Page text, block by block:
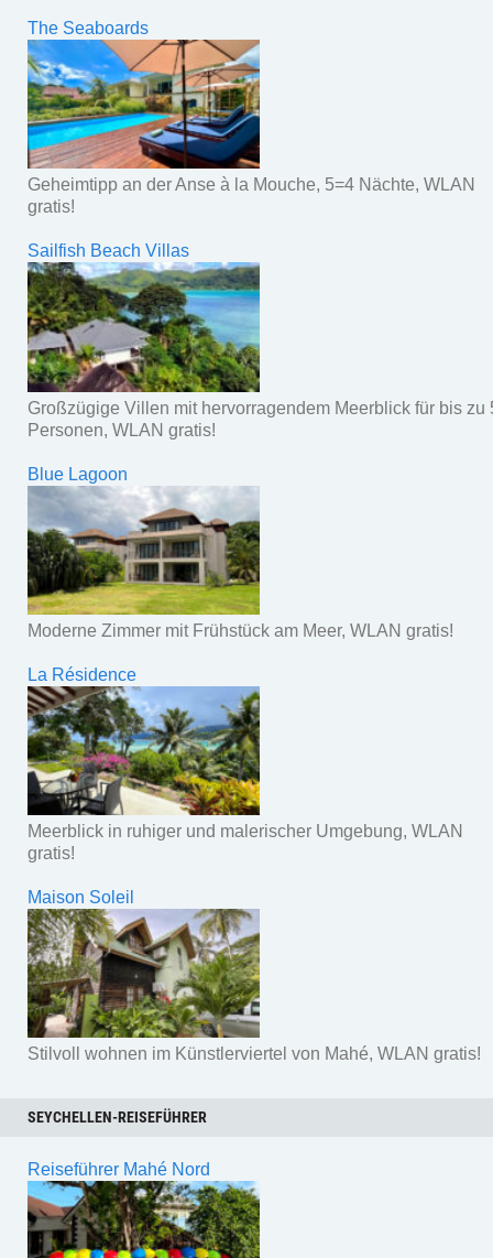
The Seaboards
Geheimtipp an der Anse à la Mouche, 5=4 Nächte, WLAN
gratis!
Sailfish Beach Villas
Großzügige Villen mit hervorragendem Meerblick für bis zu
Personen, WLAN gratis!
Blue Lagoon
Moderne Zimmer mit Frühstück am Meer, WLAN gratis!
La Résidence
Meerblick in ruhiger und malerischer Umgebung, WLAN
gratis!
Maison Soleil
Stilvoll wohnen im Künstlerviertel von Mahé, WLAN gratis!
SEYCHELLEN-REISEFÜHRER
Reiseführer Mahé Nord